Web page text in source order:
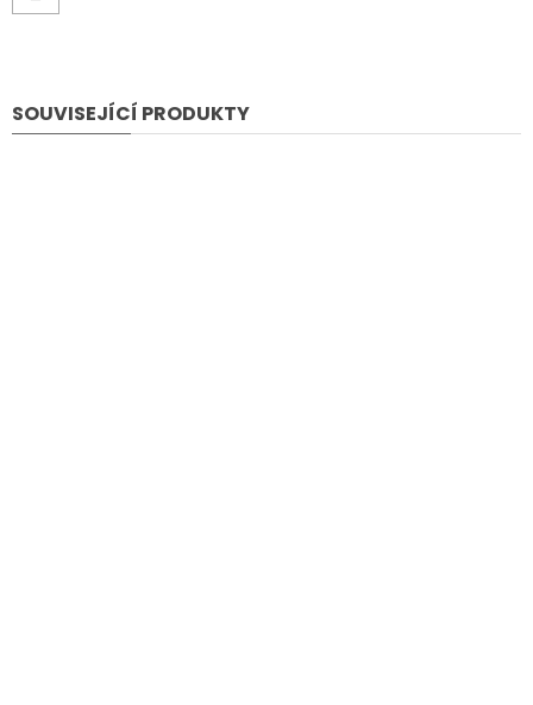
SOUVISEJÍCÍ PRODUKTY